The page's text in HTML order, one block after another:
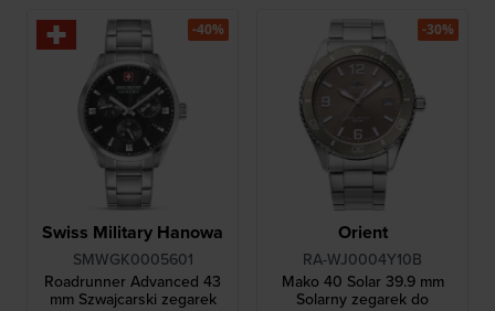
Swiss Military Hanowa
SMWGK0005601
Roadrunner Advanced 43
mm Szwajcarski zegarek
-40%
Orient
RA-WJ0004Y10B
Mako 40 Solar 39.9 mm
Solarny zegarek do
-30%